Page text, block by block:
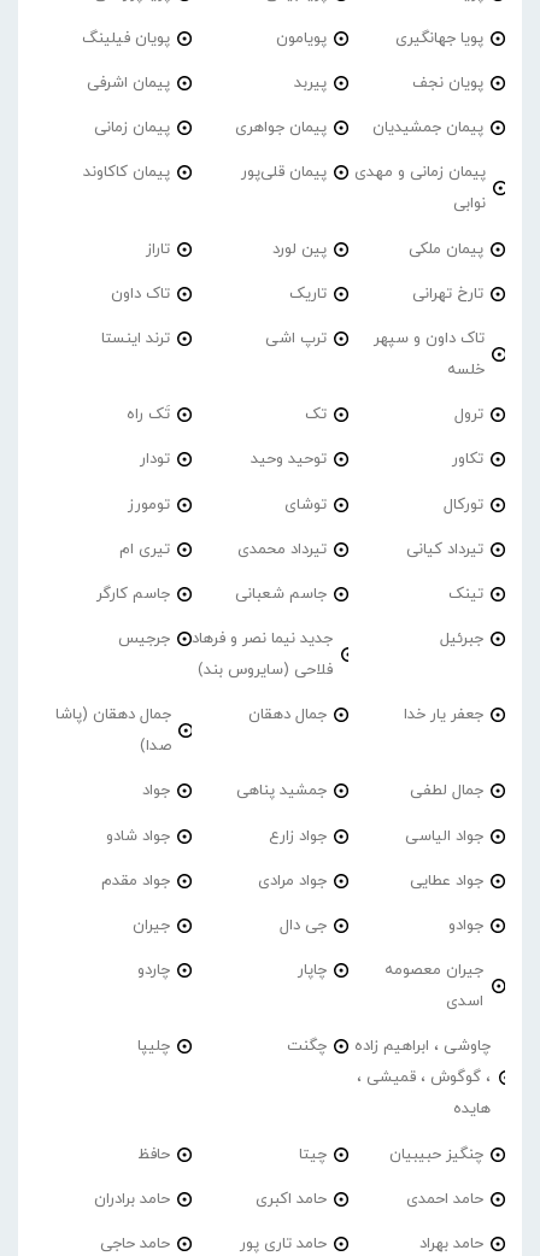
پویا جهانگیری پویامون پویان فیلینگ
پویان نجف پیربد پیمان اشرفی
پیمان جمشیدیان پیمان جواهری پیمان زمانی
پیمان زمانی و مهدی
نوابی
پیمان قلی‌پور پیمان کاکاوند
پیمان ملکی پین لورد تاراز
تارخ تهرانی تاریک تاک داون
تاک داون و سپهر
خلسه
ترپ اشی ترند اینستا
ترول تک تَک راه
تکاور توحید وحید تودار
تورکال توشای تومورز
تیرداد کیانی تیرداد محمدی تیری ام
تینک جاسم شعبانی جاسم کارگر
جبرئیل
جدید نیما نصر و فرهاد
فلاحی (سایروس بند)
جرجیس
جعفر یار خدا جمال دهقان
جمال دهقان (پاشا
صدا)
جمال لطفی جمشید پناهی جواد
جواد الیاسی جواد زارع جواد شادو
جواد عطایی جواد مرادی جواد مقدم
جوادو جی دال جیران
جیران معصومه
اسدی
چاپار چاردو
چاوشی ، ابراهیم زاده
، گوگوش ، قمیشی ،
هایده
چگنت چلیپا
چنگیز حبیبیان چیتا حافظ
حامد احمدی حامد اکبری حامد برادران
حامد بهراد حامد تاری پور حامد حاجی